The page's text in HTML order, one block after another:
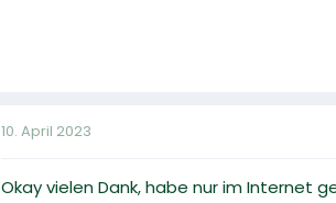
10. April 2023
Okay vielen Dank, habe nur im Internet